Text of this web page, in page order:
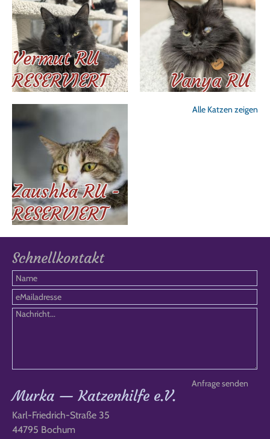
Vermut RU
RESERVIERT
Vanya RU
Zaushka RU -
RESERVIERT
Alle Katzen zeigen
Schnellkontakt
Murka — Katzenhilfe e.V.
Karl-Friedrich-Straße 35
44795 Bochum